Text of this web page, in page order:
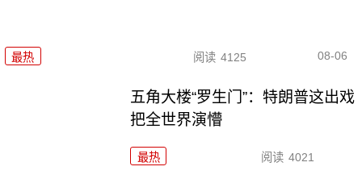
最热 阅读 4125 08-06
五角大楼“罗生门”：特朗普这出戏
把全世界演懵
最热 阅读 4021